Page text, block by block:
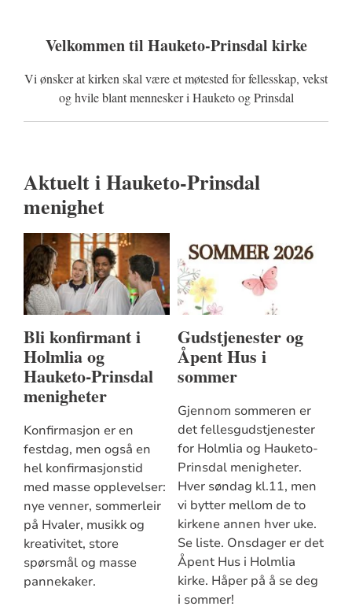
Velkommen til Hauketo-Prinsdal kirke
Vi ønsker at kirken skal være et møtested for fellesskap, vekst
og hvile blant mennesker i Hauketo og Prinsdal
Aktuelt i Hauketo-Prinsdal
menighet
Bli konfirmant i
Holmlia og
Hauketo-Prinsdal
menigheter
Konfirmasjon er en
festdag, men også en
hel konfirmasjonstid
med masse opplevelser:
nye venner, sommerleir
på Hvaler, musikk og
kreativitet, store
spørsmål og masse
pannekaker.
Gudstjenester og
Åpent Hus i
sommer
Gjennom sommeren er
det fellesgudstjenester
for Holmlia og Hauketo-
Prinsdal menigheter.
Hver søndag kl.11, men
vi bytter mellom de to
kirkene annen hver uke.
Se liste. Onsdager er det
Åpent Hus i Holmlia
kirke. Håper på å se deg
i sommer!